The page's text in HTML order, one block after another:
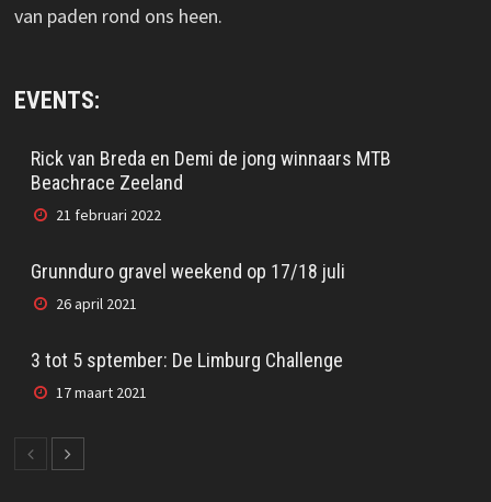
van paden rond ons heen.
EVENTS:
Rick van Breda en Demi de jong winnaars MTB
Beachrace Zeeland
21 februari 2022
Grunnduro gravel weekend op 17/18 juli
26 april 2021
3 tot 5 sptember: De Limburg Challenge
17 maart 2021